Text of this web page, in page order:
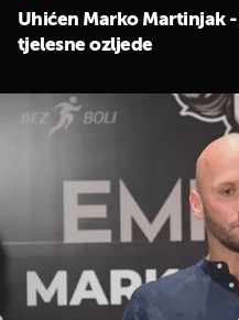
Uhićen Marko Martinjak
tjelesne ozljede